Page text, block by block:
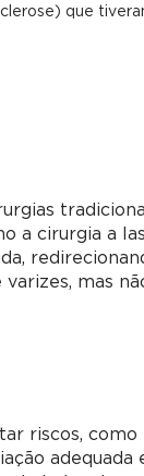
que
a cirurgia a
mas
riscos, como
adequada